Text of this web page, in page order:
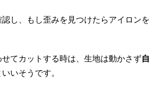
し、もし歪みを見つけたらアイロンを
てカットする時は、生地は動かさず自
いいそうです。